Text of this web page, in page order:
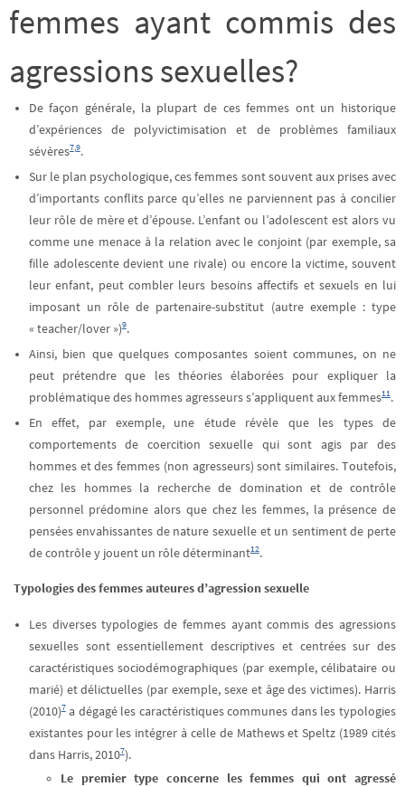
femmes ayant commis des
agressions sexuelles?
De façon générale, la plupart de ces femmes ont un historique
d’expériences de polyvictimisation et de problèmes familiaux
sévères7,9.
Sur le plan psychologique, ces femmes sont souvent aux prises avec
d’importants conflits parce qu’elles ne parviennent pas à concilier
leur rôle de mère et d’épouse. L’enfant ou l’adolescent est alors vu
comme une menace à la relation avec le conjoint (par exemple, sa
fille adolescente devient une rivale) ou encore la victime, souvent
leur enfant, peut combler leurs besoins affectifs et sexuels en lui
imposant un rôle de partenaire-substitut (autre exemple : type
« teacher/lover »)9.
Ainsi, bien que quelques composantes soient communes, on ne
peut prétendre que les théories élaborées pour expliquer la
problématique des hommes agresseurs s’appliquent aux femmes11.
En effet, par exemple, une étude révèle que les types de
comportements de coercition sexuelle qui sont agis par des
hommes et des femmes (non agresseurs) sont similaires. Toutefois,
chez les hommes la recherche de domination et de contrôle
personnel prédomine alors que chez les femmes, la présence de
pensées envahissantes de nature sexuelle et un sentiment de perte
de contrôle y jouent un rôle déterminant12.
Typologies des femmes auteures d’agression sexuelle
Les diverses typologies de femmes ayant commis des agressions
sexuelles sont essentiellement descriptives et centrées sur des
caractéristiques sociodémographiques (par exemple, célibataire ou
marié) et délictuelles (par exemple, sexe et âge des victimes). Harris
(2010)7a dégagé les caractéristiques communes dans les typologies
existantes pour les intégrer à celle de Mathews et Speltz (1989 cités
dans Harris, 20107).
Le premier type concerne les femmes qui ont agressé